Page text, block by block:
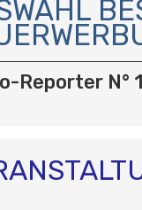
Reporter N°